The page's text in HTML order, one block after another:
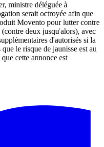
ministre déléguée à
serait octroyée afin que
Movento pour lutter contre
deux jusqu'alors), avec
d'autorisés si la
le risque de jaunisse est au
cette annonce est